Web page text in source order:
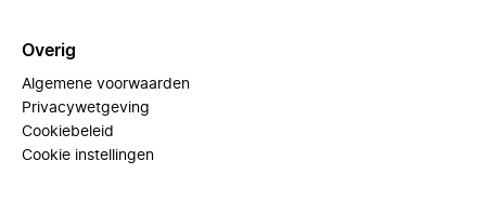
Overig
Algemene voorwaarden
Privacywetgeving
Cookiebeleid
Cookie instellingen